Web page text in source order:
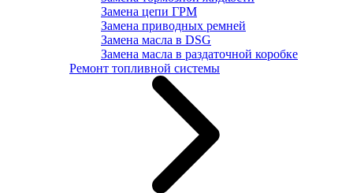
Замена цепи ГРМ
Замена приводных ремней
Замена масла в DSG
Замена масла в раздаточной коробке
Ремонт топливной системы